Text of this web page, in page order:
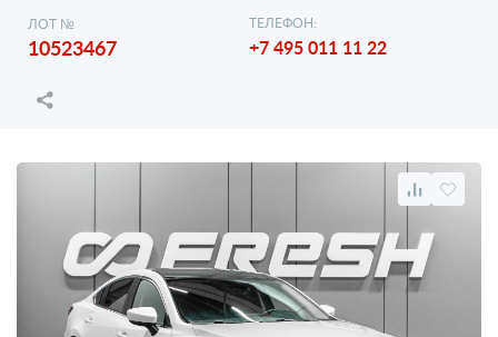
ЛОТ №
10523467
ТЕЛЕФОН:
+7 495 011 11 22